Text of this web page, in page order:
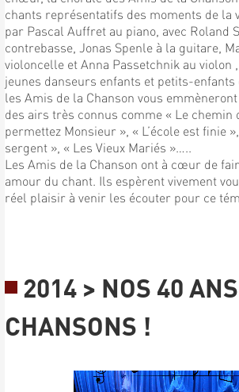
chants représentatifs des moments de la
par Pascal Auffret au piano, avec Roland
contrebasse, Jonas Spenle à la guitare,
violoncelle et Anna Passetchnik au violon ,
jeunes danseurs enfants et petits-
les Amis de la Chanson vous
des airs très connus comme « Le chemin
permettez Monsieur », « L’école est finie
sergent », « Les Vieux Mariés »…..
Les Amis de la Chanson ont à cœur de
amour du chant. Ils espèrent vivement
réel plaisir à venir les écouter pour ce
2014 > NOS 40
CHANSONS !